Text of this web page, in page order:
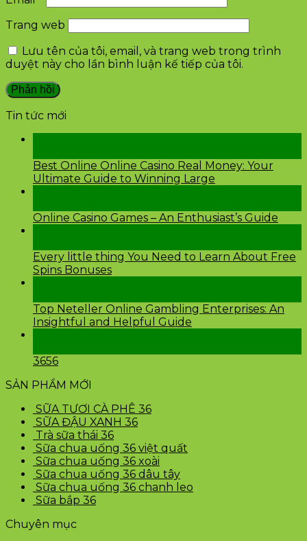
Trang web
Lưu tên của tôi, email, và trang web trong trình
duyệt này cho lần bình luận kế tiếp của tôi.
Tin tức mới
Best Online Online Casino Real Money: Your
Ultimate Guide to Winning Large
Online Casino Games – An Enthusiast’s Guide
Every little thing You Need to Learn About Free
Spins Bonuses
Top Neteller Online Gambling Enterprises: An
Insightful and Helpful Guide
3656
SẢN PHẨM MỚI
SỮA TƯƠI CÀ PHÊ 36
SỮA ĐẬU XANH 36
Trà sữa thái 36
Sữa chua uống 36 việt quất
Sữa chua uống 36 xoài
Sữa chua uống 36 dâu tây
Sữa chua uống 36 chanh leo
Sữa bắp 36
Chuyên mục